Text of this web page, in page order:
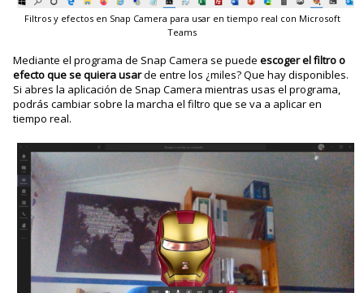
Filtros y efectos en Snap Camera para usar en tiempo real con Microsoft
Teams
Mediante el programa de Snap Camera se puedeescoger el filtro o
efecto que se quiera usarde entre los ¿miles? Que hay disponibles.
Si abres la aplicación de Snap Camera mientras usas el programa,
podrás cambiar sobre la marcha el filtro que se va a aplicar en
tiempo real.